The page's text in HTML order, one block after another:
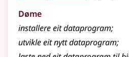
Døme
installere eit dataprogram;
utvikle eit nytt dataprogram;